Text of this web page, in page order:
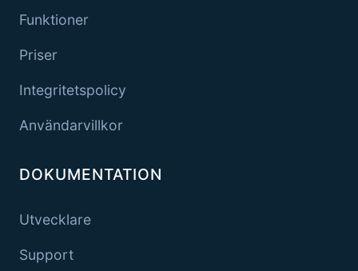
Funktioner
Priser
Integritetspolicy
Användarvillkor
DOKUMENTATION
Utvecklare
Support